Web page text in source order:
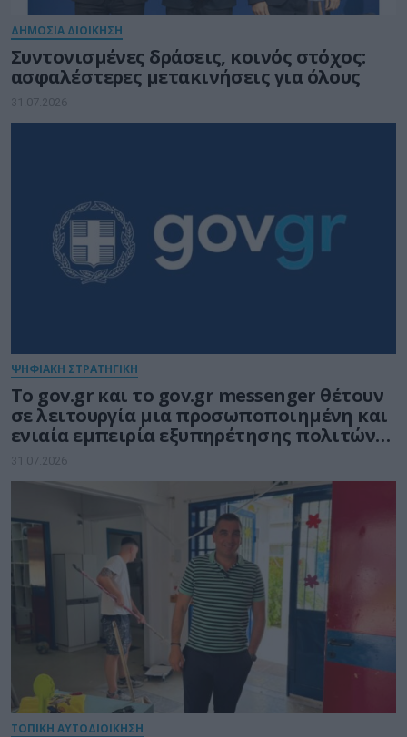
ΔΗΜΟΣΙΑ ΔΙΟΙΚΗΣΗ
Συντονισμένες δράσεις, κοινός στόχος:
ασφαλέστερες μετακινήσεις για όλους
31.07.2026
ΨΗΦΙΑΚΗ ΣΤΡΑΤΗΓΙΚΗ
Το gov.gr και το gov.gr messenger θέτουν
σε λειτουργία μια προσωποποιημένη και
ενιαία εμπειρία εξυπηρέτησης πολιτών
και επιχειρήσεων
31.07.2026
ΤΟΠΙΚΗ ΑΥΤΟΔΙΟΙΚΗΣΗ